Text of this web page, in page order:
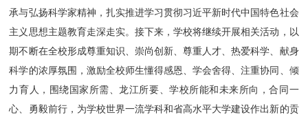
承与弘扬科学家精神，扎实推进学习贯彻习近平新时代中国特色社会
主义思想主题教育走深走实。接下来，学校将继续开展相关活动，以
期不断在全校形成尊重知识、崇尚创新、尊重人才、热爱科学、献身
科学的浓厚氛围，激励全校师生懂得感恩、学会舍得、注重协同、倾
力育人，围绕国家所需、龙江所要、学校所能和未来所向，合同一
心、勇毅前行，为学校世界一流学科和省高水平大学建设作出新的贡